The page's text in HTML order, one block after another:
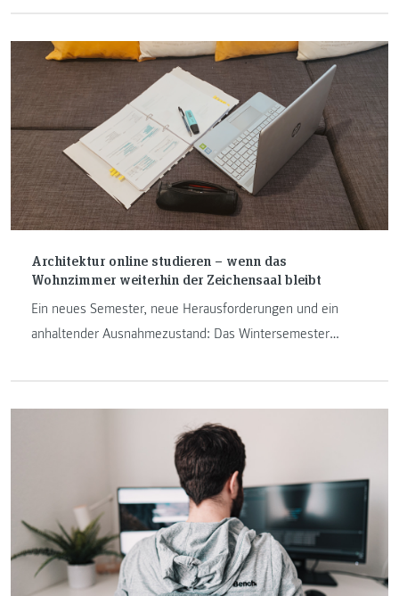
Raum“ im Masterstudium Architektur herangezogen.
Architektur online studieren – wenn das
Wohnzimmer weiterhin der Zeichensaal bleibt
Ein neues Semester, neue Herausforderungen und ein
anhaltender Ausnahmezustand: Das Wintersemester
studieren“ auf eine Zeit voller Höhen und Tiefen zurück.